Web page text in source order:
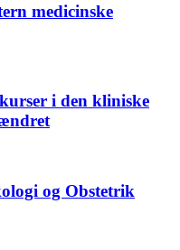
medicinske
i den kliniske
og Obstetrik